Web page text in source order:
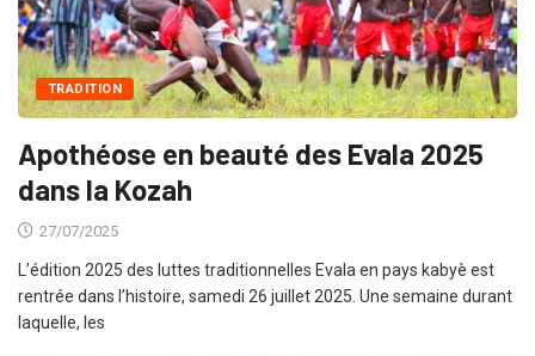
TRADITION
Apothéose en beauté des Evala 2025
dans la Kozah
27/07/2025
L’édition 2025 des luttes traditionnelles Evala en pays kabyè est
rentrée dans l’histoire, samedi 26 juillet 2025. Une semaine durant
laquelle, les